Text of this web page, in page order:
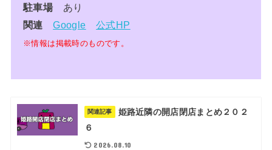
駐車場あり
関連
Google 公式HP
※情報は掲載時のものです。
関連記事
姫路近隣の開店閉店まとめ２０２
６
2026.08.10